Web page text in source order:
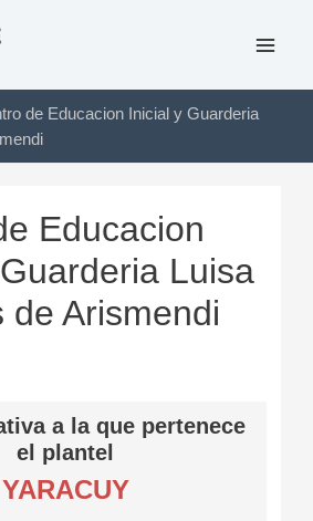
de Educacion Inicial y Guarderia
Educacion
Luisa
de Arismendi
a la que pertenece
el plantel
YARACUY